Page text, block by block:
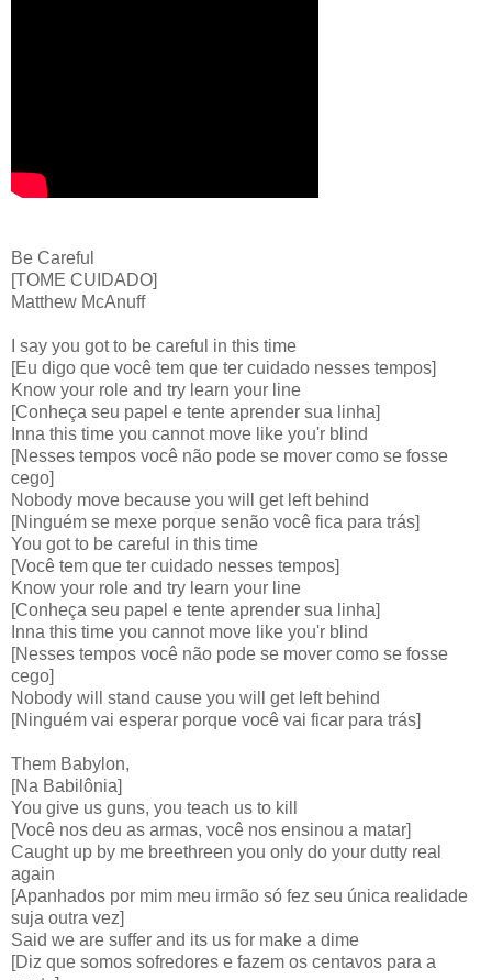
Be Careful
[TOME CUIDADO]
Matthew McAnuff
I say you got to be careful in this time
[Eu digo que você tem que ter cuidado nesses tempos]
Know your role and try learn your line
[Conheça seu papel e tente aprender sua linha]
Inna this time you cannot move like you'r blind
[Nesses tempos você não pode se mover como se fosse
cego]
Nobody move because you will get left behind
[Ninguém se mexe porque senão você fica para trás]
You got to be careful in this time
[Você tem que ter cuidado nesses tempos]
Know your role and try learn your line
[Conheça seu papel e tente aprender sua linha]
Inna this time you cannot move like you'r blind
[Nesses tempos você não pode se mover como se fosse
cego]
Nobody will stand cause you will get left behind
[Ninguém vai esperar porque você vai ficar para trás]
Them Babylon,
[Na Babilônia]
You give us guns, you teach us to kill
[Você nos deu as armas, você nos ensinou a matar]
Caught up by me breethreen you only do your dutty real
again
[Apanhados por mim meu irmão só fez seu única realidade
suja outra vez]
Said we are suffer and its us for make a dime
[Diz que somos sofredores e fazem os centavos para a